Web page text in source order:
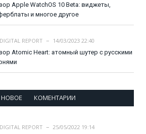
Apple WatchOS 10 Beta: виджеты,
и многое другое
DIGITAL REPORT
14/03/2023 22:40
Atomic Heart: атомный шутер с русскими
НОВОЕ КОМЕНТАРИИ
DIGITAL REPORT
25/05/2022 19:14